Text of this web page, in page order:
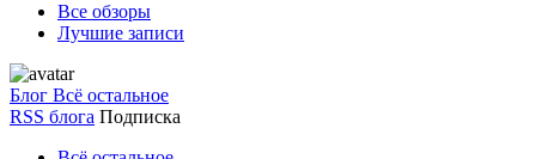
Все обзоры
Лучшие записи
Блог Всё остальное
RSS блога Подписка